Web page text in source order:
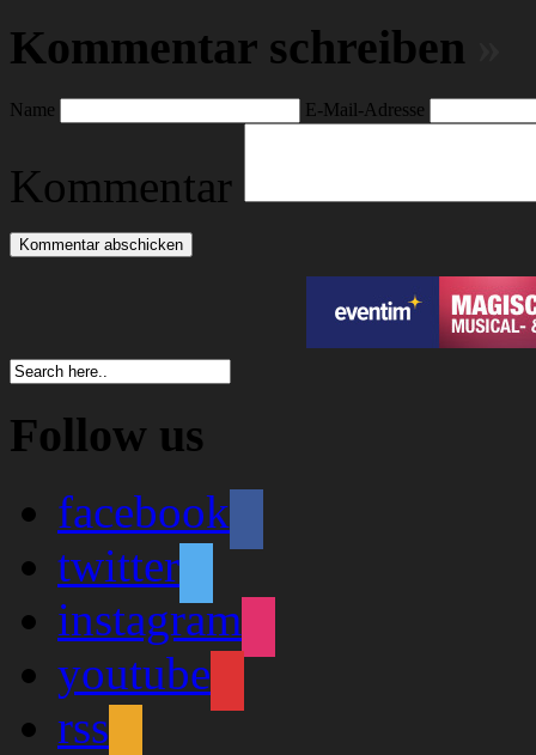
Kommentar schreiben
Name E-Mail-Adresse
Kommentar
Follow us
facebook
twitter
instagram
youtube
rss